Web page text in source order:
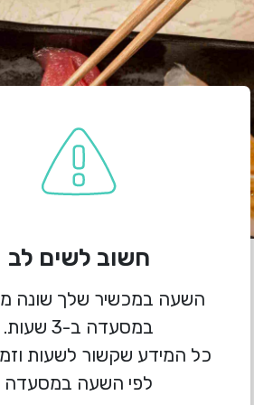
חשוב לשים לב
השעה במכשיר שלך שונה
כל המידע שקשור לשעות
לפי השעה במסעדה